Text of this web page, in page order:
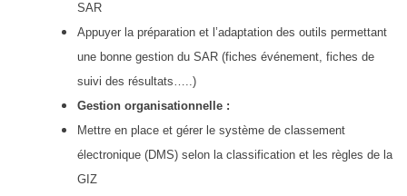
SAR
Appuyer la préparation et l’adaptation des outils permettant
une bonne gestion du SAR (fiches événement, fiches de
suivi des résultats…..)
Gestion organisationnelle :
Mettre en place et gérer le système de classement
électronique (DMS) selon la classification et les règles de la
GIZ